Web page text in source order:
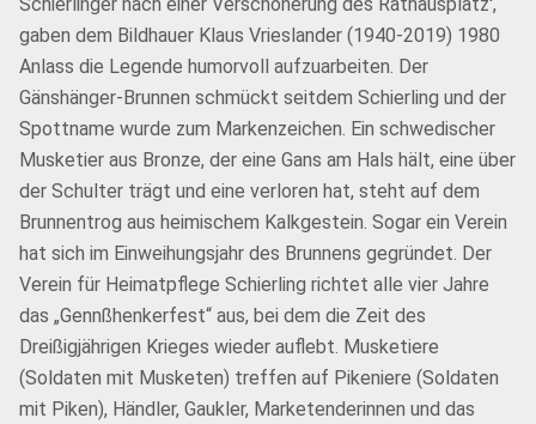
gaben dem Bildhauer Klaus Vrieslander (1940-2019) 1980
Anlass die Legende humorvoll aufzuarbeiten. Der
Gänshänger-Brunnen schmückt seitdem Schierling und der
Spottname wurde zum Markenzeichen. Ein schwedischer
Musketier aus Bronze, der eine Gans am Hals hält, eine über
der Schulter trägt und eine verloren hat, steht auf dem
Brunnentrog aus heimischem Kalkgestein. Sogar ein Verein
hat sich im Einweihungsjahr des Brunnens gegründet. Der
Verein für Heimatpflege Schierling richtet alle vier Jahre
das „Gennßhenkerfest“ aus, bei dem die Zeit des
Dreißigjährigen Krieges wieder auflebt. Musketiere
(Soldaten mit Musketen) treffen auf Pikeniere (Soldaten
mit Piken), Händler, Gaukler, Marketenderinnen und das